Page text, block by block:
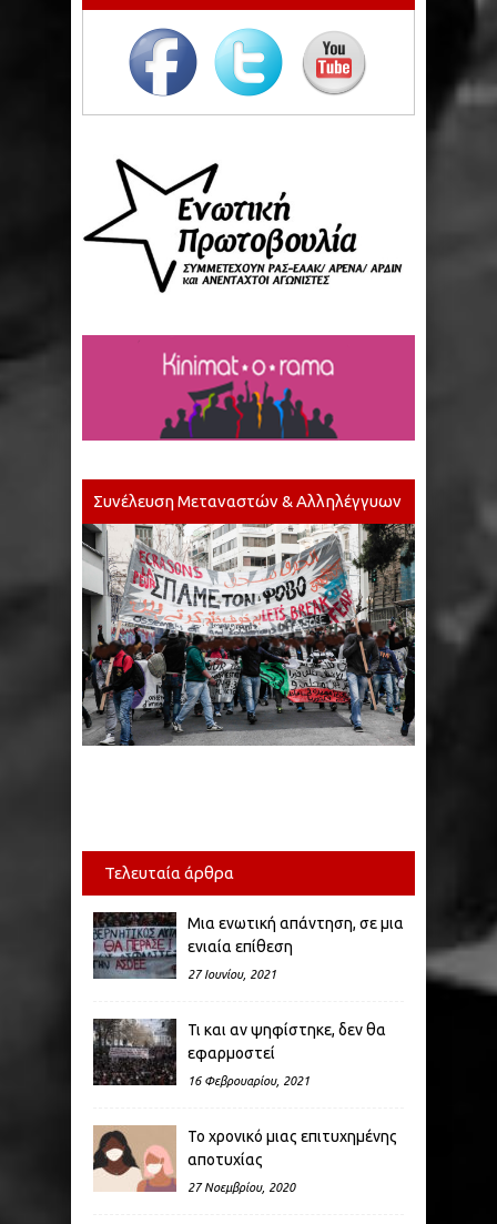
Συνέλευση Μεταναστών & Αλληλέγγυων
Τελευταία άρθρα
Μια ενωτική απάντηση, σε μια
ενιαία επίθεση
27 Ιουνίου, 2021
Τι και αν ψηφίστηκε, δεν θα
εφαρμοστεί
16 Φεβρουαρίου, 2021
Το χρονικό μιας επιτυχημένης
αποτυχίας
27 Νοεμβρίου, 2020